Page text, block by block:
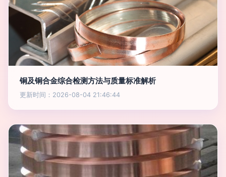
铜及铜合金综合检测方法与质量标准解析
更新时间：2026-08-04 21:46:44